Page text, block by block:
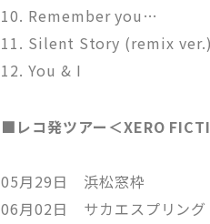
10. Remember you…
11. Silent Story (remix ver.)
12. You & I
■レコ発ツアー＜XERO
05月29日 浜松窓枠
06月02日 サカエスプリング